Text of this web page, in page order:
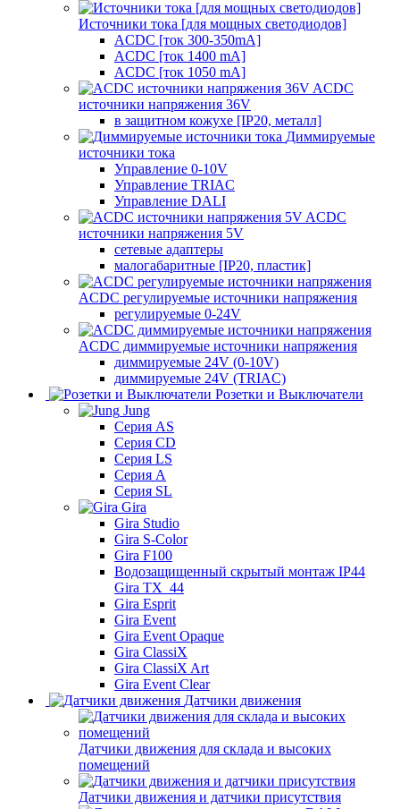
Источники тока [для мощных светодиодов]
ACDC [ток 300-350mA]
ACDC [ток 1400 mA]
ACDC [ток 1050 mA]
ACDC
источники напряжения 36V
в защитном кожухе [IP20, металл]
Диммируемые
источники тока
Управление 0-10V
Управление TRIAC
Управление DALI
ACDC
источники напряжения 5V
сетевые адаптеры
малогабаритные [IP20, пластик]
ACDC регулируемые источники напряжения
регулируемые 0-24V
ACDC диммируемые источники напряжения
диммируемые 24V (0-10V)
диммируемые 24V (TRIAC)
Розетки и Выключатели
Jung
Серия AS
Серия CD
Серия LS
Серия A
Серия SL
Gira
Gira Studio
Gira S-Color
Gira F100
Водозащищенный скрытый монтаж IP44
Gira TX_44
Gira Esprit
Gira Event
Gira Event Opaque
Gira ClassiX
Gira ClassiX Art
Gira Event Clear
Датчики движения
Датчики движения для склада и высоких
помещений
Датчики движения и датчики присутствия